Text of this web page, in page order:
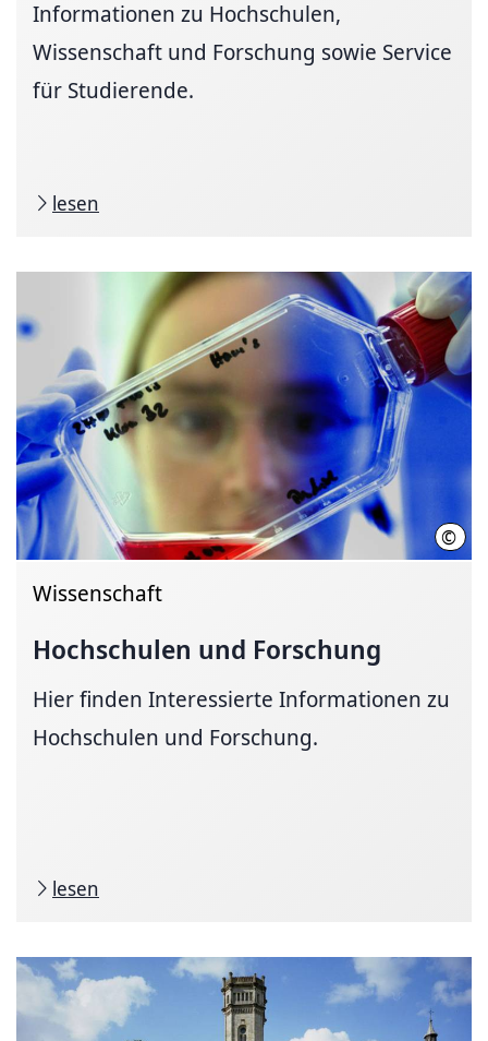
Informationen zu Hochschulen,
Wissenschaft und Forschung sowie Service
für Studierende.
lesen
©
Wissenschaft
Hochschulen und Forschung
Hier finden Interessierte Informationen zu
Hochschulen und Forschung.
lesen